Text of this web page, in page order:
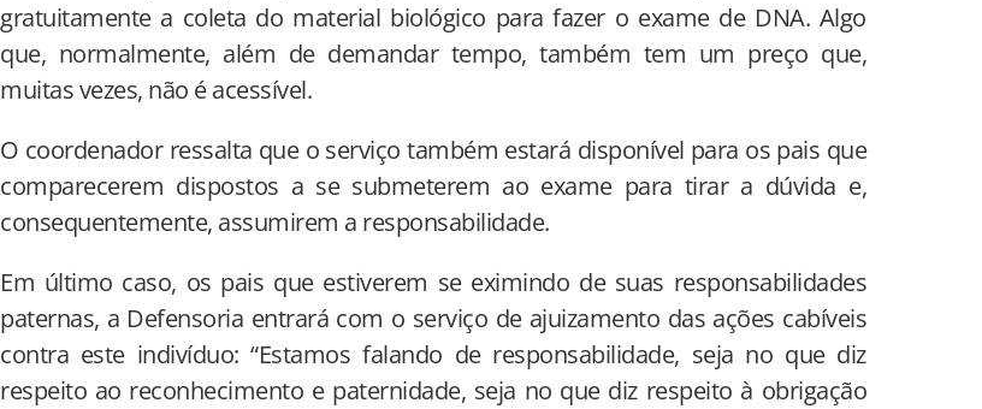
gratuitamente a coleta do material biológico para fazer o exame de DNA. Algo
que, normalmente, além de demandar tempo, também tem um preço que,
muitas vezes, não é acessível.
O coordenador ressalta que o serviço também estará disponível para os pais que
comparecerem dispostos a se submeterem ao exame para tirar a dúvida e,
consequentemente, assumirem a responsabilidade.
Em último caso, os pais que estiverem se eximindo de suas responsabilidades
paternas, a Defensoria entrará com o serviço de ajuizamento das ações cabíveis
contra este indivíduo: “Estamos falando de responsabilidade, seja no que diz
respeito ao reconhecimento e paternidade, seja no que diz respeito à obrigação